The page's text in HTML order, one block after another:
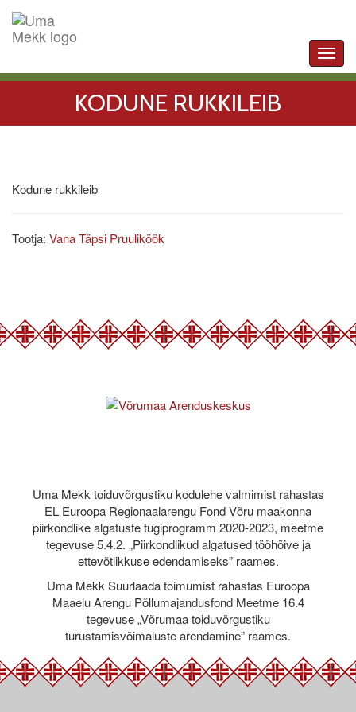
KODUNE RUKKILEIB
Kodune rukkileib
Tootja: Vana Täpsi Pruuliköök
Uma Mekk toiduvõrgustiku kodulehe valmimist rahastas
EL Euroopa Regionaalarengu Fond Võru maakonna
piirkondlike algatuste tugiprogramm 2020-2023, meetme
tegevuse 5.4.2. „Piirkondlikud algatused tööhõive ja
ettevõtlikkuse edendamiseks” raames.
Uma Mekk Suurlaada toimumist rahastas Euroopa
Maaelu Arengu Põllumajandusfond Meetme 16.4
tegevuse „Võrumaa toiduvõrgustiku
turustamisvõimaluste arendamine” raames.